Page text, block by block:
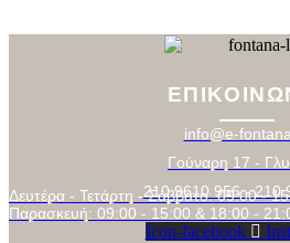
info@e-
Γούναρη 17 -
210 9610 956 - 210
Δευτέρα - Τετάρτη - Σάββατο: 09:00 -
Παρασκευή: 09:00 - 15:00 & 18:00 -
Icon-facebook